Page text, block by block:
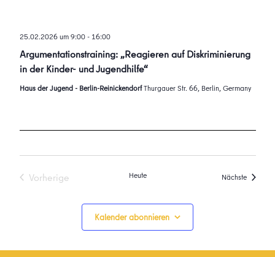
Argumentationstraining: „Reagieren auf Diskriminierung
in der Kinder- und Jugendhilfe“
25.02.2026 um 9:00- 16:00
Haus der Jugend - Berlin-ReinickendorfThurgauer Str. 66, Berlin, Germany
Vorherige
Heute Nächste
Kalender abonnieren